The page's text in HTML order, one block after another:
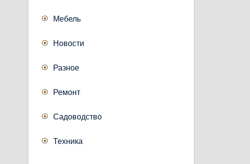
Мебель
Новости
Разное
Ремонт
Садоводство
Техника